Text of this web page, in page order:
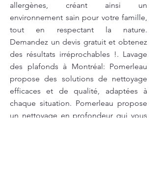
allergènes, créant ainsi un
environnement sain pour votre famille,
tout en respectant la nature.
Demandez un devis gratuit et obtenez
des résultats irréprochables !. Lavage
des plafonds à Montréal: Pomerleau
propose des solutions de nettoyage
efficaces et de qualité, adaptées à
chaque situation. Pomerleau propose
un nettoyage en profondeur qui vous